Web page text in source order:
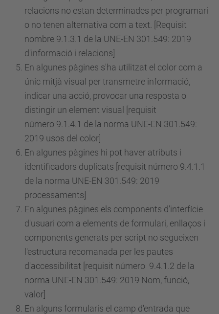
relacions no estan determinades per programari
o no tenen alternativa com a text. [Requisit
nombre 9.1.3.1 de la UNE-EN 301.549: 2019
d'informació i relacions]
En algunes pàgines s'ha utilitzat el color com a
únic mitjà visual per transmetre informació,
indicar una acció, provocar una resposta o
distingir un element visual [requisit
número 9.1.4.1 de la norma UNE-EN 301.549:
2019 usos del color]
En algunes pàgines hi pot haver atributs i
identificadors duplicats [requisit número 9.4.1.1
de la norma UNE-EN 301.549: 2019
processaments]
En algunes pàgines els components d'interfície
d'usuari com a elements de formulari, enllaços i
components generats per script no segueixen
l'estructura recomanada per les pautes
d'accessibilitat [requisit número 9.4.1.2 de la
norma UNE-EN 301.549: 2019 Nom, funció,
valor]
En alguns formularis el camp d'entrada que